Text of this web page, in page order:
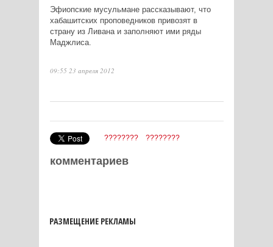
Эфиопские мусульмане рассказывают, что
хабашитских проповедников привозят в
страну из Ливана и заполняют ими ряды
Маджлиса.
09:55 23 апреля 2012
???????? ????????
комментариев
РАЗМЕЩЕНИЕ РЕКЛАМЫ